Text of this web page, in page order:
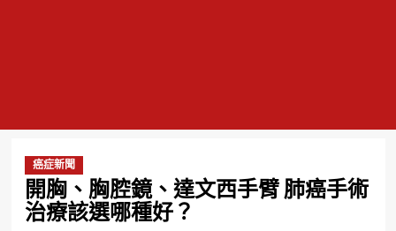
癌症新聞
開胸、胸腔鏡、達文西手臂 肺癌手術
治療該選哪種好？